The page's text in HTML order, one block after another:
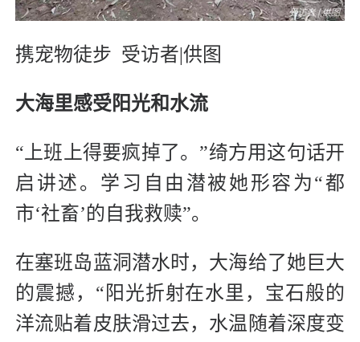
携宠物徒步 受访者|供图
大海里感受阳光和水流
“上班上得要疯掉了。”绮方用这句话开
启讲述。学习自由潜被她形容为“都
市‘社畜’的自我救赎”。
在塞班岛蓝洞潜水时，大海给了她巨大
的震撼，“阳光折射在水里，宝石般的
洋流贴着皮肤滑过去，水温随着深度变